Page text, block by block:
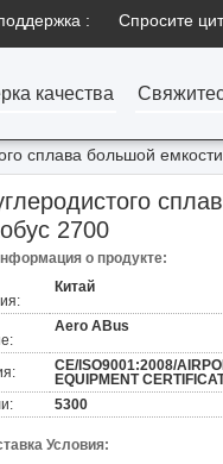
: Спросите
качества
сплава большой
2700
о продукте:
Китай
Aero ABus
CE/ISO9001:2008/
EQUIPMENT
5300
Условия: